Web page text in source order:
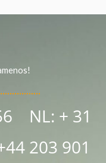
NL: + 31
203 901